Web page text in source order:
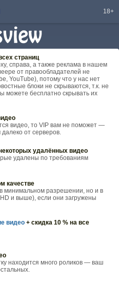
18+
страниц
справа, а также реклама в нашем
от правообладателей не
YouTube), потому что у нас нет
блоки не скрываются, т.к. не
можете бесплатно скрывать их
видео, то VIP вам не поможет —
от серверов.
удалённых видео
удалены по требованиям
качестве
минимальном разрешении, но и в
и выше), если они загружены
видео + скидка 10 % на все
находится много роликов — ваш